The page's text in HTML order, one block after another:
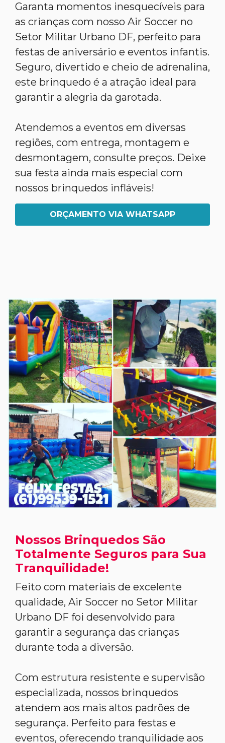
Garanta momentos inesquecíveis para
as crianças com nosso Air Soccer no
Setor Militar Urbano DF, perfeito para
festas de aniversário e eventos infantis.
Seguro, divertido e cheio de adrenalina,
este brinquedo é a atração ideal para
garantir a alegria da garotada.
Atendemos a eventos em diversas
regiões, com entrega, montagem e
desmontagem, consulte preços. Deixe
sua festa ainda mais especial com
nossos brinquedos infláveis!
ORÇAMENTO VIA WHATSAPP
Nossos Brinquedos São
Totalmente Seguros para Sua
Tranquilidade!
Feito com materiais de excelente
qualidade, Air Soccer no Setor Militar
Urbano DF foi desenvolvido para
garantir a segurança das crianças
durante toda a diversão.
Com estrutura resistente e supervisão
especializada, nossos brinquedos
atendem aos mais altos padrões de
segurança. Perfeito para festas e
eventos, oferecendo tranquilidade aos